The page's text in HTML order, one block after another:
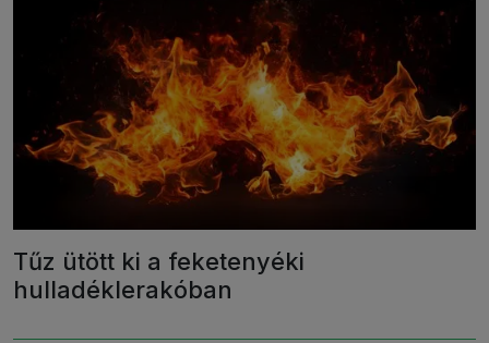
Tűz ütött ki a feketenyéki
hulladéklerakóban